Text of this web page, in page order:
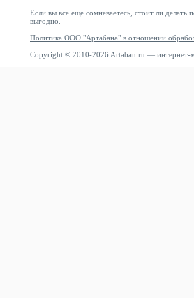
Если вы все еще сомневаетесь, стоит ли делать
выгодно.
Политика ООО "Артабана" в отношении
Copyright © 2010-2026 Artaban.ru — интернет-